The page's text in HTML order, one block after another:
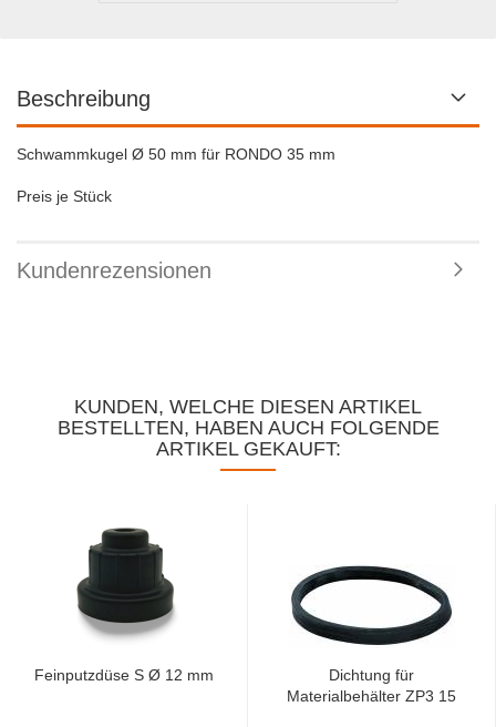
Beschreibung
Schwammkugel Ø 50 mm für RONDO 35 mm
Preis je Stück
Kundenrezensionen
KUNDEN, WELCHE DIESEN ARTIKEL
BESTELLTEN, HABEN AUCH FOLGENDE
ARTIKEL GEKAUFT:
Feinputzdüse S Ø 12 mm
Dichtung für
Materialbehälter ZP3 15